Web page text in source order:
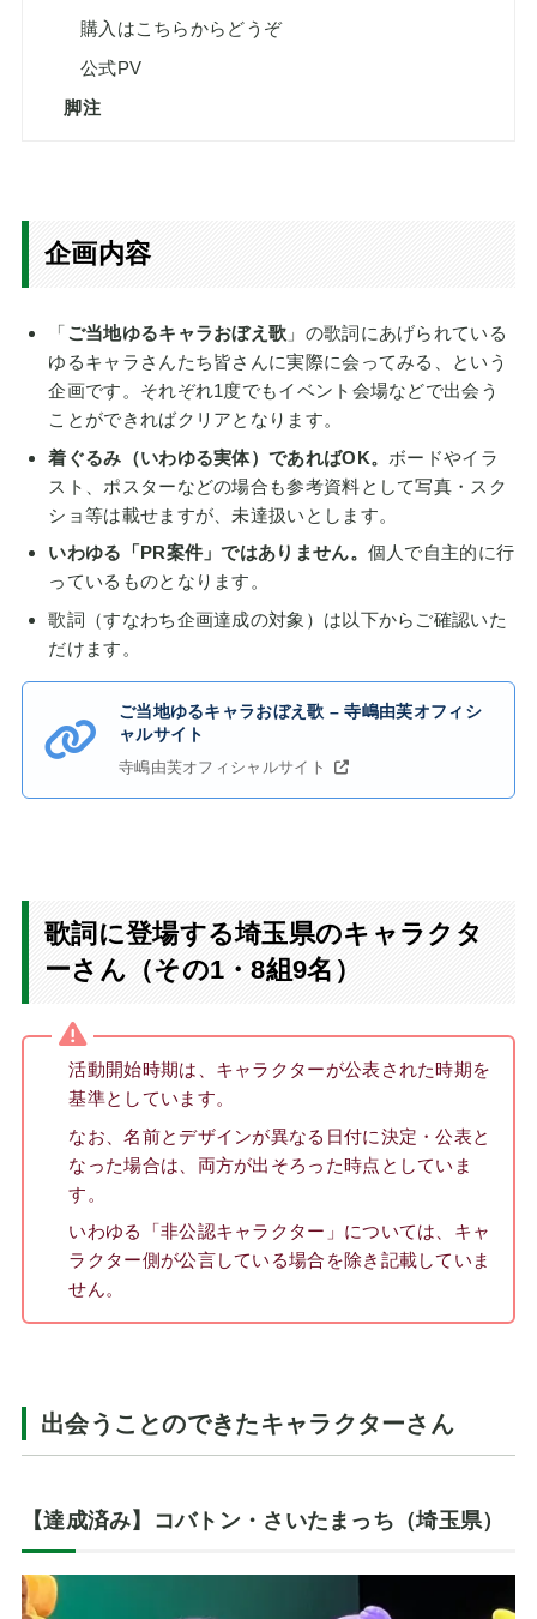
購入はこちらからどうぞ
公式PV
脚注
企画内容
「ご当地ゆるキャラおぼえ歌 」の歌詞にあげられている
ゆるキャラさんたち皆さんに実際に会ってみる、という
企画です。それぞれ1度でもイベント会場などで出会う
ことができればクリアとなります。
着ぐるみ（いわゆる実体）であればOK。 ボードやイラ
スト、ポスターなどの場合も参考資料として写真・スク
ショ等は載せますが、未達扱いとします。
いわゆる「PR案件」ではありません。 個人で自主的に行
っているものとなります。
歌詞（すなわち企画達成の対象）は以下からご確認いた
だけます。
ご当地ゆるキャラおぼえ歌 – 寺嶋由芙オフィシ
ャルサイト
寺嶋由芙オフィシャルサイト
歌詞に登場する埼玉県のキャラクタ
ーさん（その1・8組9名）
活動開始時期は、キャラクターが公表された時期を
基準としています。
なお、名前とデザインが異なる日付に決定・公表と
なった場合は、両方が出そろった時点としていま
す。
いわゆる「非公認キャラクター」については、キャ
ラクター側が公言している場合を除き記載していま
せん。
出会うことのできたキャラクターさん
【達成済み】コバトン・さいたまっち（埼玉県）